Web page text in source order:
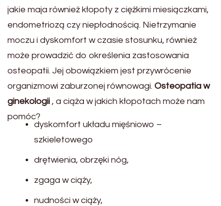
jakie maja również kłopoty z ciężkimi miesiączkami,
endometriozą czy niepłodnością. Nietrzymanie
moczu i dyskomfort w czasie stosunku, również
może prowadzić do określenia zastosowania
osteopatii. Jej obowiązkiem jest przywrócenie
organizmowi zaburzonej równowagi. Osteopatia w
ginekologii , a ciąża w jakich kłopotach może nam
pomóc?
dyskomfort układu mięśniowo –
szkieletowego
drętwienia, obrzęki nóg,
zgaga w ciąży,
nudności w ciąży,